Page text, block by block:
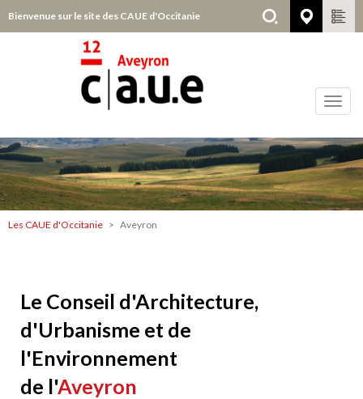
au
Bienvenue sur le site des CAUE d'Occitanie
Aveyron
Les CAUE d'Occitanie Aveyron
Contenu
Le Conseil d'Architecture,
d'Urbanisme et de
l'Environnement
de l'Aveyron